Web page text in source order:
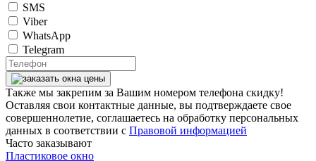
SMS
Viber
WhatsApp
Telegram
Также мы закрепим за Вашим номером телефона скидку!
Оставляя свои контактные данные, вы подтверждаете свое
совершеннолетие, соглашаетесь на обработку персональных
данных в соответствии с Правовой информацией
Часто заказывают
Пластиковое окно